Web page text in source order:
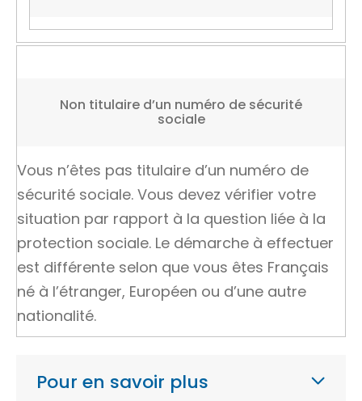
Non titulaire d’un numéro de sécurité
sociale
Vous n’êtes pas titulaire d’un numéro de
sécurité sociale. Vous devez vérifier votre
situation par rapport à la question liée à la
protection sociale. Le démarche à effectuer
est différente selon que vous êtes Français
né à l’étranger, Européen ou d’une autre
nationalité.
Pour en savoir plus